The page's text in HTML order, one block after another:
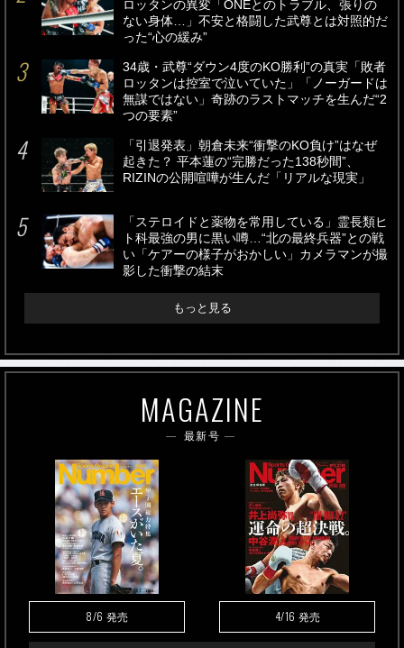
ロッタンの異変「ONEとのトラブル、張りの
ない身体…」不安と格闘した武尊とは対照的だ
った“心の緩み”
34歳・武尊“ダウン4度のKO勝利”の真実「敗者
ロッタンは控室で泣いていた」「ノーガードは
無謀ではない」奇跡のラストマッチを生んだ“2
つの要素”
「引退発表」朝倉未来“衝撃のKO負け”はなぜ
起きた？ 平本蓮の“完勝だった138秒間”、
RIZINの公開喧嘩が生んだ「リアルな現実」
「ステロイドと薬物を常用している」霊長類ヒ
ト科最強の男に黒い噂…“北の最終兵器”との戦
い「ケアーの様子がおかしい」カメラマンが撮
影した衝撃の結末
もっと見る
MAGAZINE
最新号
8/6 発売 4/16 発売